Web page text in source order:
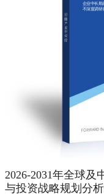
企业中长期
不深度调研
2026-2031年全球及
与投资战略规划分